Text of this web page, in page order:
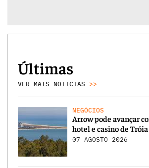
Últimas
VER MAIS NOTICIAS >>
NEGÓCIOS
Arrow pode avançar
hotel e casino de Tróia
07 AGOSTO 2026